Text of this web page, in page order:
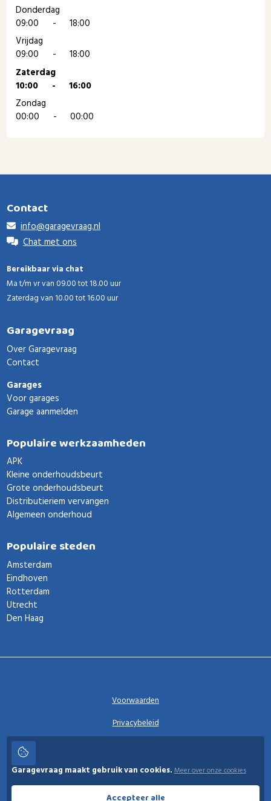
Donderdag
09:00
-
18:00
Vrijdag
09:00
-
18:00
Zaterdag
10:00
-
16:00
Zondag
00:00
- 00:00
Contact
info@garagevraag.nl
Chat met ons
Bereikbaar via chat
Ma t/m vr van 09.00 tot 18.00 uur
Zaterdag van 10.00 tot 16.00 uur
Garagevraag
Over Garagevraag
Contact
Garages
Voor garages
Garage aanmelden
Populaire werkzaamheden
APK
Kleine onderhoudsbeurt
Grote onderhoudsbeurt
Distributieriem vervangen
Algemeen onderhoud
Populaire steden
Amsterdam
Eindhoven
Rotterdam
Utrecht
Den Haag
Voorwaarden
Privacybeleid
Garagevraag maakt gebruik van cookies.Meer over onze cookies
Accepteer alle